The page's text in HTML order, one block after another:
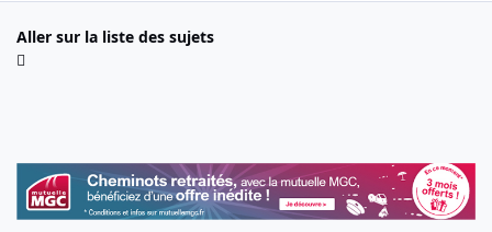
Aller sur la liste des sujets